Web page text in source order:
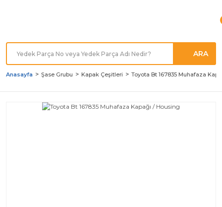
ARA
Anasayfa Şase Grubu Kapak Çeşitleri Toyota Bt 167835 Muhafaza